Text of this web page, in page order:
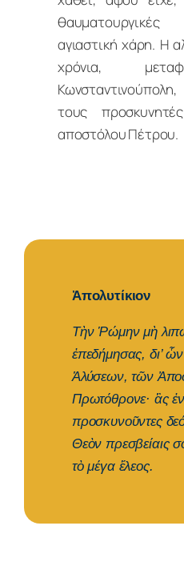
αγιαστική χάρη. Η
χρόνια,
τους
αποστόλου Πέτρου.
Ἀπολυτίκιον
Τὴν Ῥώμην μὴ
ἐπεδήμησας, δι’
Ἁλύσεων, τῶν
Πρωτόθρονε· ἃς ἐν
προσκυνοῦντες
Θεὸν πρεσβείαις
τὸ μέγα ἔλεος.